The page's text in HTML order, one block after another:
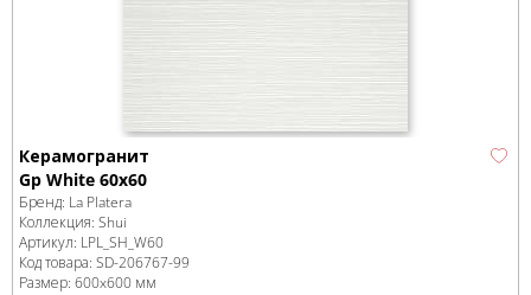
Керамогранит
Gp White 60x60
Бренд: La Platera
Коллекция: Shui
Артикул: LPL_SH_W60
Код товара: SD-206767-99
Размер: 600x600 мм